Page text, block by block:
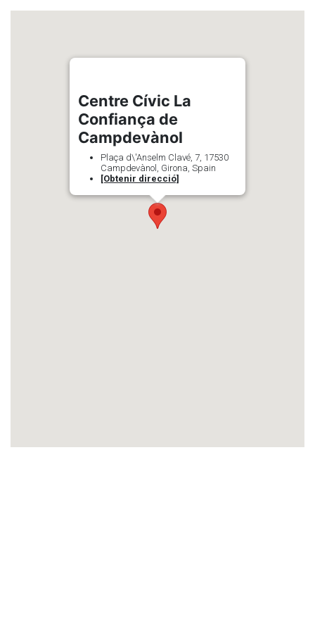
Centre Cívic La
Confiança de
Campdevànol
Plaça d\'Anselm Clavé, 7, 17530
Campdevànol, Girona, Spain
[Obtenir direcció]